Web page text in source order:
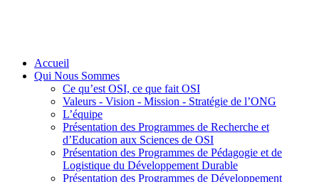
Accueil
Qui Nous Sommes
Ce qu’est OSI, ce que fait OSI
Valeurs - Vision - Mission - Stratégie de l’ONG
L’équipe
Présentation des Programmes de Recherche et
d’Education aux Sciences de OSI
Présentation des Programmes de Pédagogie et de
Logistique du Développement Durable
Présentation des Programmes de Développement